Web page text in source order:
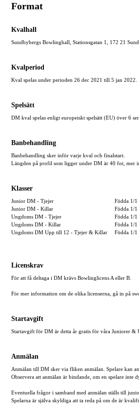
Format
Kvalhall
Sundbybergs Bowlinghall, Stationsgatan 1, 172 21
Kvalperiod
Kval spelas under perioden 26 dec 2021 till 5 jan 2022.
Spelsätt
DM kval spelas enligt europeiskt spelsätt (EU) över 6
Banbehandling
Banbehandling sker inför varje kval och finalstart.
Längden på profil som ligger under DM är 40 fot, mer
Klasser
Junior DM - Tjejer
Födda 1/
Junior DM - Killar
Födda 1/
Ungdoms DM - Tjejer
Födda 1/
Ungdoms DM - Killar
Födda 1/
Ungdoms DM Upp till 12 - Tjejer & Killar Födda 1/1
Licenskrav
För att få deltaga i DM krävs Bowlinglicens A eller B.
För mer information om de olika licenserna, gå in på
Startavgift
Startavgift för DM är detta år gratis för våra Juniorer &
Anmälan
Anmälan till DM sker via fliken anmälan. Spelare kan
Observera att anmälan är bindande, om en spelare
Eventuella frågor i samband med anmälan ställs till
Spelarna är själva skyldiga att ta reda på om de är